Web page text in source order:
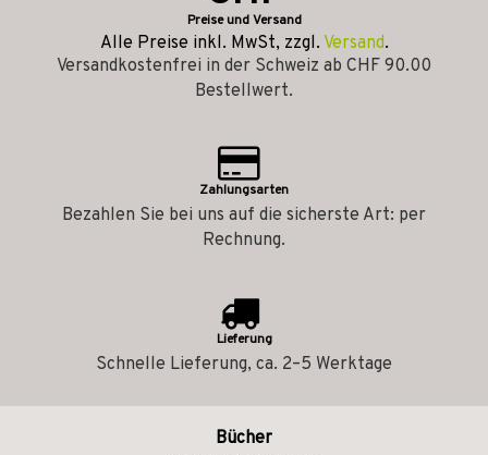
Preise und Versand
Alle Preise inkl. MwSt, zzgl. Versand.
Versandkostenfrei in der Schweiz ab CHF 90.00
Bestellwert.
Zahlungsarten
Bezahlen Sie bei uns auf die sicherste Art: per
Rechnung.
Lieferung
Schnelle Lieferung, ca. 2–5 Werktage
Bücher